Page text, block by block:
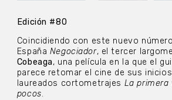
Edición #80
Coincidiendo con este nuevo
España Negociador, el tercer
Cobeaga, una película en la que el
parece retomar el cine de sus
laureados cortometrajes La primera
pocos.